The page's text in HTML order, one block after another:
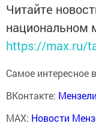
Читайте
национальном
https://max.ru/
Самое интересное
ВКонтакте:
MAX: Новости